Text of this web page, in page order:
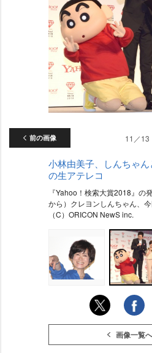
前の画像 11／13
小林由美子、しんちゃん
の生アテレコ
『Yahoo！検索大賞2018』の
から）クレヨンしんちゃん、
（C）ORICON NewS inc.
画像一覧